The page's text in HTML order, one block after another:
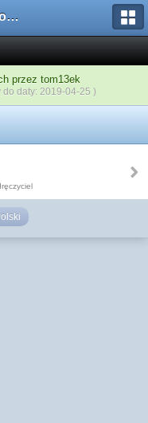
Forum Watchtower
przez tom13ek
daty: 2019-04-25 )